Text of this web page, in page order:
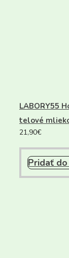
LABORY55
telové
21,90€
Pridať